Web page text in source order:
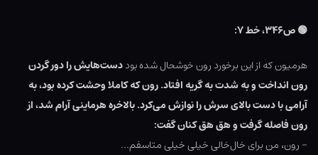
🟢ص۳۴۶، خط ۷:
هرمیون که از این برخورد رون خوشحال شده بوددست‌هایش را دور گردن
رون انداخت و به شدت به گریه افتاد. رون که کاملا وحشت کرده بود، به
آرامی با دست بالای سرش را نوازش می‌کرد. بالاخره هرماینی آرام شد، از
رون فاصله گرفت و هق هق کنان گفت:
– رون، من برای خال‌خالی خیلی خیلی متاسفم…